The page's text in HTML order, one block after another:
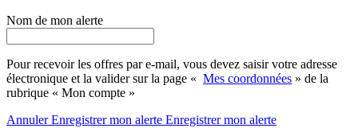
Nom de mon alerte
Pour recevoir les offres par e-mail, vous devez saisir votre adresse
électronique et la valider sur la page « Mes coordonnées » de la
rubrique « Mon compte »
AnnulerEnregistrer mon alerte Enregistrermon alerte